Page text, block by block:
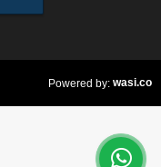
Powered by: wasi.co